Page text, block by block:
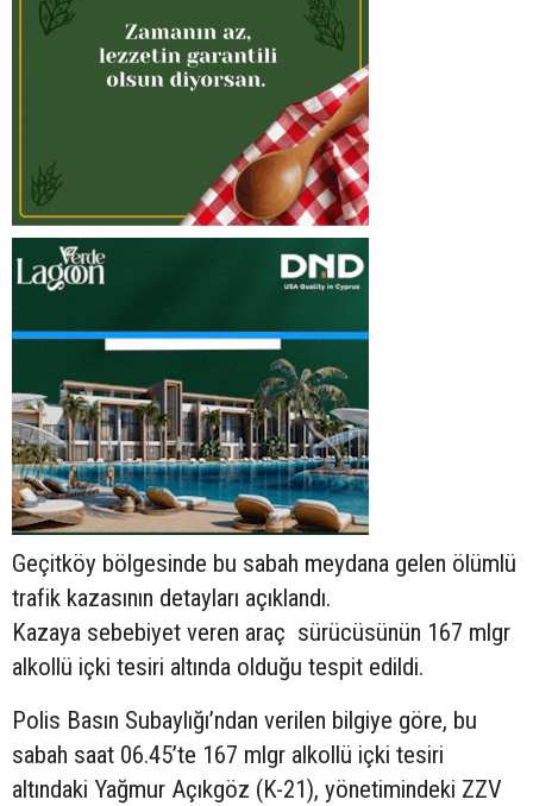
Geçitköy bölgesinde bu sabah meydana gelen ölümlü
trafik kazasının detayları açıklandı.
Kazaya sebebiyet veren araç sürücüsünün 167 mlgr
alkollü içki tesiri altında olduğu tespit edildi.
Polis Basın Subaylığı’ndan verilen bilgiye göre, bu
sabah saat 06.45’te 167 mlgr alkollü içki tesiri
altındaki Yağmur Açıkgöz (K-21), yönetimindeki ZZV